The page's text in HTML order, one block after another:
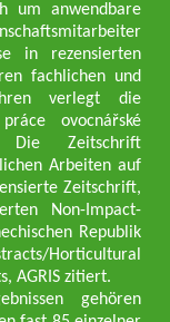
um anwendbare
in rezensierten
fachlichen und
verlegt die
ovocnářské
Die Zeitschrift
Arbeiten auf
Zeitschrift,
Non-Impact-
Republik
Horticultural
AGRIS zitiert.
gehören